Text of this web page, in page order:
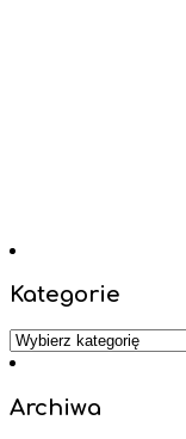
Kategorie
Kategorie
Archiwa